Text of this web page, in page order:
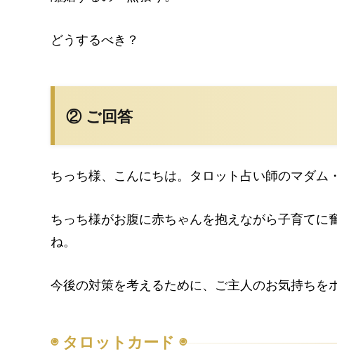
どうするべき？
② ご回答
ちっち様、こんにちは。タロット占い師のマダム
ちっち様がお腹に赤ちゃんを抱えながら子育て
ね。
今後の対策を考えるために、ご主人のお気持ちを
◉ タロットカード ◉